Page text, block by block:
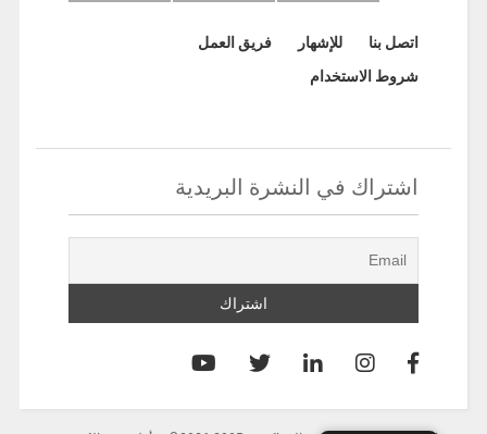
اتصل بنا للإشهار
فريق العمل
شروط الاستخدام
اشتراك في النشرة البريدية